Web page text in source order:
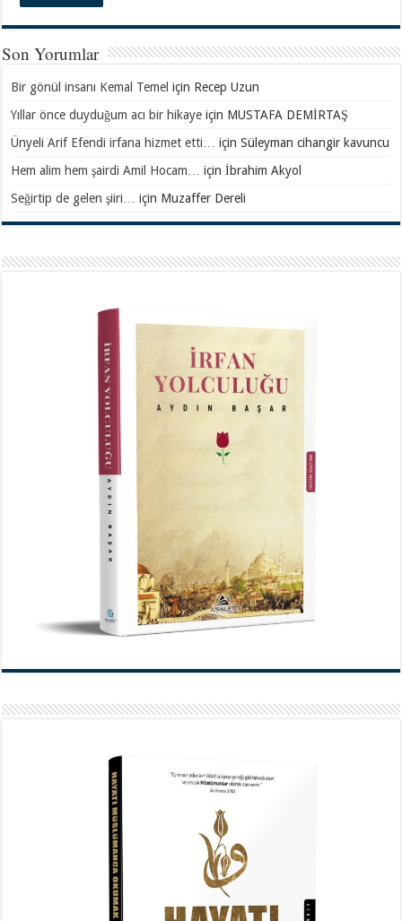
Son Yorumlar
Bir gönül insanı Kemal Temel için Recep Uzun
Yıllar önce duyduğum acı bir hikaye için MUSTAFA DEMİRTAŞ
Ünyeli Arif Efendi irfana hizmet etti…
içinSüleyman cihangir kavuncu
Hem alim hem şairdi Amil Hocam…
içinİbrahim Akyol
Seğirtip de gelen şiiri…
için Muzaffer Dereli